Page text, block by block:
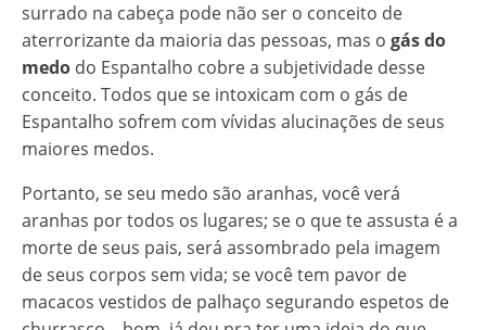
surrado na cabeça pode não ser o conceito de
aterrorizante da maioria das pessoas, mas o gás do
medo do Espantalho cobre a subjetividade desse
conceito. Todos que se intoxicam com o gás de
Espantalho sofrem com vívidas alucinações de seus
maiores medos.
Portanto, se seu medo são aranhas, você verá
aranhas por todos os lugares; se o que te assusta é a
morte de seus pais, será assombrado pela imagem
de seus corpos sem vida; se você tem pavor de
macacos vestidos de palhaço segurando espetos de